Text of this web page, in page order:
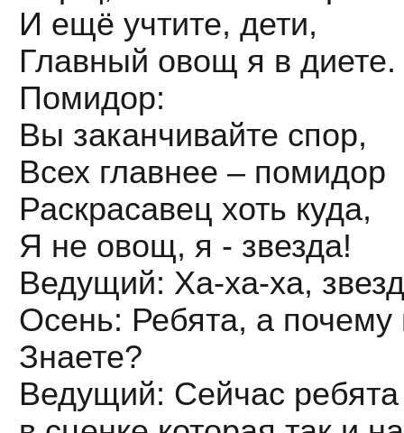
И ещё учтите, дети,
Главный овощ я в диете.
Помидор:
Вы заканчивайте спор,
Всех главнее – помидор
Раскрасавец хоть куда,
Я не овощ, я - звезда!
Ведущий: Ха-ха-ха,
Осень: Ребята, а
Знаете?
Ведущий: Сейчас